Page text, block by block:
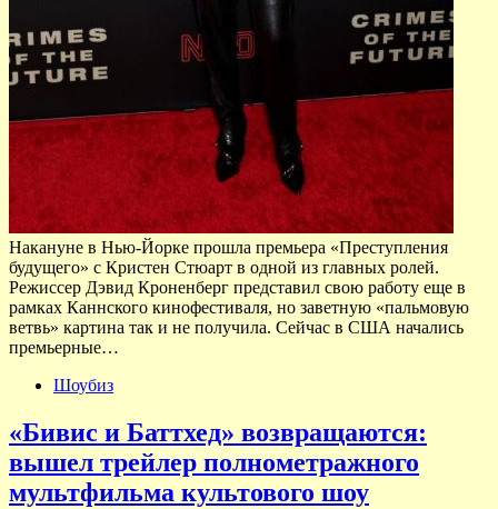
Накануне в Нью-Йорке прошла премьера «Преступления
будущего» с Кристен Стюарт в одной из главных ролей.
Режиссер Дэвид Кроненберг представил свою работу еще в
рамках Каннского кинофестиваля, но заветную «пальмовую
ветвь» картина так и не получила. Сейчас в США начались
премьерные…
Шоубиз
«Бивис и Баттхед» возвращаются:
вышел трейлер полнометражного
мультфильма культового шоу